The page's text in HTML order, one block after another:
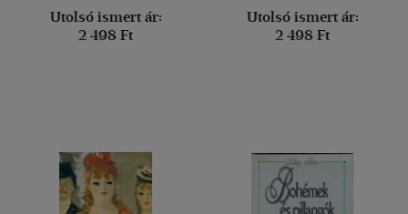
Utolsó ismert ár:
2 498 Ft
Utolsó ismert ár:
2 498 Ft